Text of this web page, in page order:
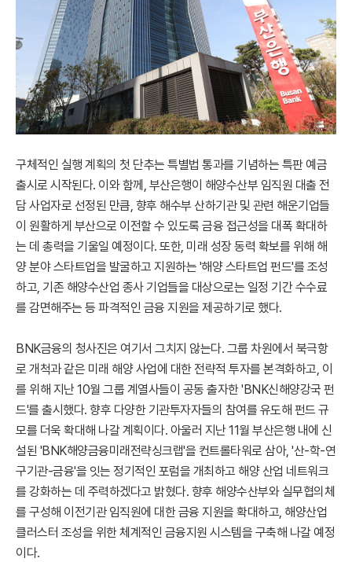
구체적인 실행 계획의 첫 단추는 특별법 통과를 기념하는 특판 예금
출시로 시작된다. 이와 함께, 부산은행이 해양수산부 임직원 대출 전
담 사업자로 선정된 만큼, 향후 해수부 산하기관 및 관련 해운기업들
이 원활하게 부산으로 이전할 수 있도록 금융 접근성을 대폭 확대하
는 데 총력을 기울일 예정이다. 또한, 미래 성장 동력 확보를 위해 해
양 분야 스타트업을 발굴하고 지원하는 '해양 스타트업 펀드'를 조성
하고, 기존 해양수산업 종사 기업들을 대상으로는 일정 기간 수수료
를 감면해주는 등 파격적인 금융 지원을 제공하기로 했다.
BNK금융의 청사진은 여기서 그치지 않는다. 그룹 차원에서 북극항
로 개척과 같은 미래 해양 사업에 대한 전략적 투자를 본격화하고, 이
를 위해 지난 10월 그룹 계열사들이 공동 출자한 'BNK신해양강국 펀
드'를 출시했다. 향후 다양한 기관투자자들의 참여를 유도해 펀드 규
모를 더욱 확대해 나갈 계획이다. 아울러 지난 11월 부산은행 내에 신
설된 'BNK해양금융미래전략싱크랩'을 컨트롤타워로 삼아, '산-학-연
구기관-금융'을 잇는 정기적인 포럼을 개최하고 해양 산업 네트워크
를 강화하는 데 주력하겠다고 밝혔다. 향후 해양수산부와 실무협의체
를 구성해 이전기관 임직원에 대한 금융 지원을 확대하고, 해양산업
클러스터 조성을 위한 체계적인 금융지원 시스템을 구축해 나갈 예정
이다.